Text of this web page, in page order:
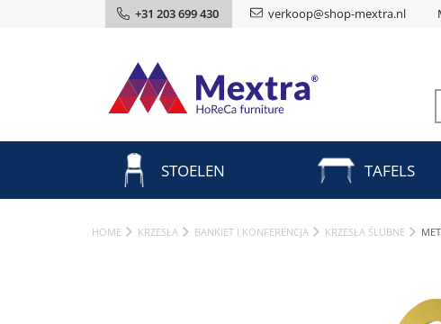
+31 203 699 430 verkoop@shop-mextra.nl
STOELEN TAFELS
HOME KRZESŁA BANKIET I KONFERENCJA KRZESŁA ŚLUBNE